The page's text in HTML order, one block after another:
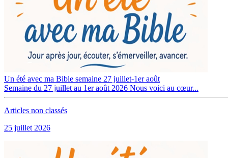
Un été avec ma Bible semaine 27 juillet-1er août
Semaine du 27 juillet au 1er août 2026 Nous voici au cœur...
Articles non classés
25 juillet 2026